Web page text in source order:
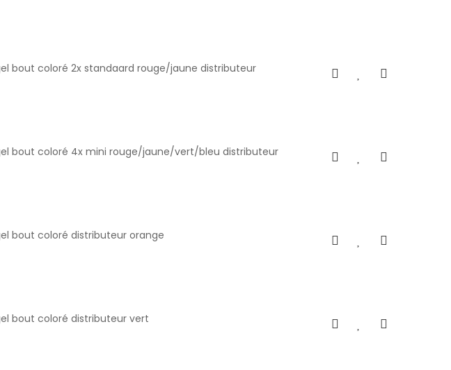
bout coloré 2x standaard rouge/jaune distributeur
bout coloré 4x mini rouge/jaune/vert/bleu distributeur
bout coloré distributeur orange
bout coloré distributeur vert